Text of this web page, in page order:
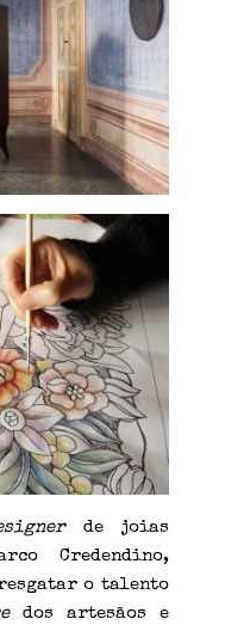
de joias
Credendino,
resgatar o talento
dos artesãos e